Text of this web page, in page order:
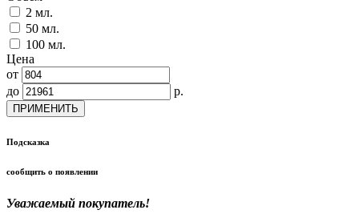
2 мл.
50 мл.
100 мл.
Цена
от
до
р.
ПРИМЕНИТЬ
Подсказка
сообщить о появлении
Уважаемый покупатель!